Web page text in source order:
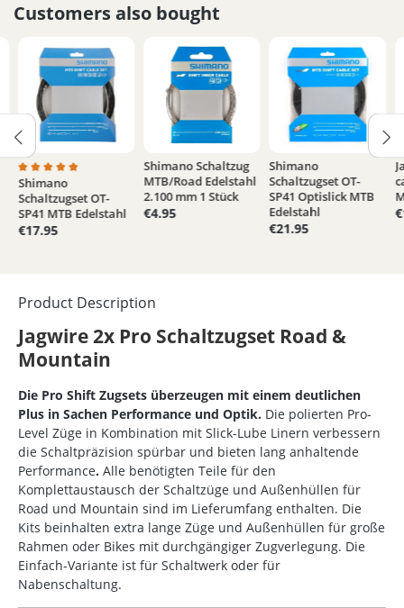
Customers also bought
Average rating of 5 out of 5 stars
Shimano
Schaltzugset OT-
SP41 MTB Edelstahl
€17.95
Shimano Schaltzug
MTB/Road Edelstahl
2.100 mm 1 Stück
€4.95
Shimano
Schaltzugset OT-
SP41 Optislick MTB
Edelstahl
€21.95
Product Description
Jagwire 2x Pro Schaltzugset Road &
Mountain
Die Pro Shift Zugsets überzeugen mit einem deutlichen
Plus in Sachen Performance und Optik. Die polierten Pro-
Level Züge in Kombination mit Slick-Lube Linern verbessern
die Schaltpräzision spürbar und bieten lang anhaltende
Performance. Alle benötigten Teile für den
Komplettaustausch der Schaltzüge und Außenhüllen für
Road und Mountain sind im Lieferumfang enthalten. Die
Kits beinhalten extra lange Züge und Außenhüllen für große
Rahmen oder Bikes mit durchgängiger Zugverlegung. Die
Einfach-Variante ist für Schaltwerk oder für
Nabenschaltung.